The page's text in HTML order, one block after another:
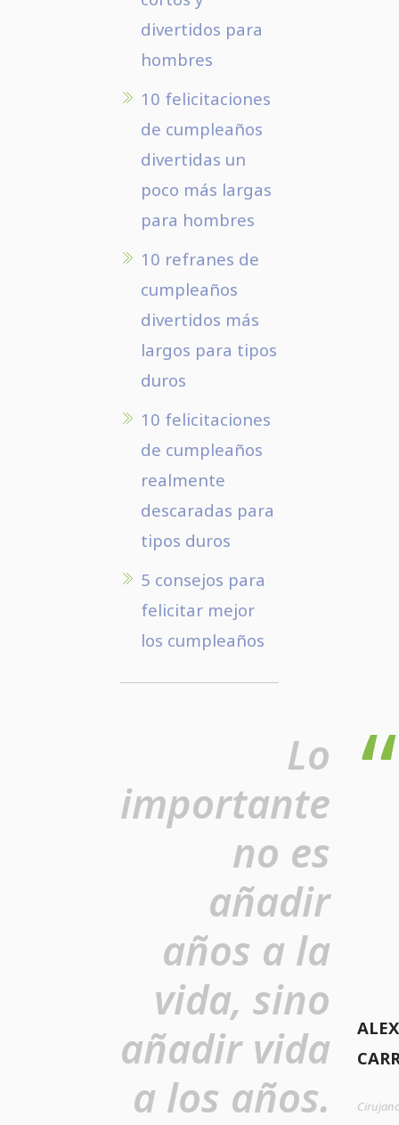
divertidos para
hombres
10 felicitaciones
de cumpleaños
divertidas un
poco más largas
para hombres
10 refranes de
cumpleaños
divertidos más
largos para tipos
duros
10 felicitaciones
de cumpleaños
realmente
descaradas para
tipos duros
5 consejos para
felicitar mejor
los cumpleaños
Lo
importante
no es
añadir
años a la
vida, sino
añadir vida
a los años.